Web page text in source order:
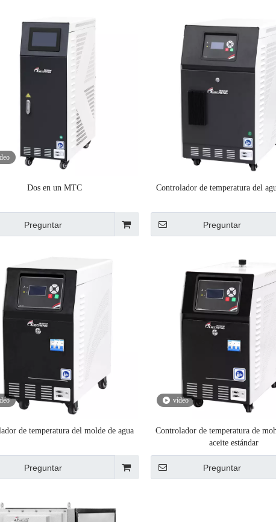
Dos en un MTC
Preguntar
Controlador de temperatura del
Preguntar
de temperatura del molde de agua
Preguntar
vídeo
Controlador de temperatura de
aceite estándar
Preguntar